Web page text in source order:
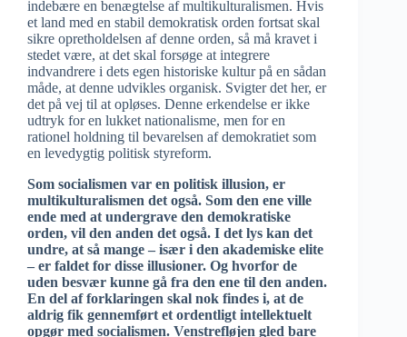
indebære en benægtelse af multikulturalismen. Hvis
et land med en stabil demokratisk orden fortsat skal
sikre opretholdelsen af denne orden, så må kravet i
stedet være, at det skal forsøge at integrere
indvandrere i dets egen historiske kultur på en sådan
måde, at denne udvikles organisk. Svigter det her, er
det på vej til at opløses. Denne erkendelse er ikke
udtryk for en lukket nationalisme, men for en
rationel holdning til bevarelsen af demokratiet som
en levedygtig politisk styreform.
Som socialismen var en politisk illusion, er
multikulturalismen det også. Som den ene ville
ende med at undergrave den demokratiske
orden, vil den anden det også. I det lys kan det
undre, at så mange – især i den akademiske elite
– er faldet for disse illusioner. Og hvorfor de
uden besvær kunne gå fra den ene til den anden.
En del af forklaringen skal nok findes i, at de
aldrig fik gennemført et ordentligt intellektuelt
opgør med socialismen. Venstrefløjen gled bare